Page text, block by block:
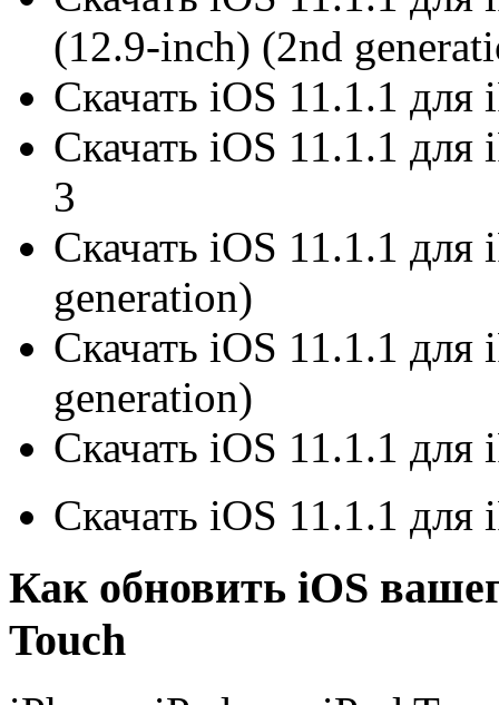
(12.9-inch) (2nd
Скачать iOS 11.1.1 для
Скачать iOS 11.1.1
3
Скачать iOS 11.1.1 для
generation)
Скачать iOS 11.1.1 для
generation)
Скачать iOS 11.1.1
Скачать iOS 11.1.1
Как обновить iOS
Touch